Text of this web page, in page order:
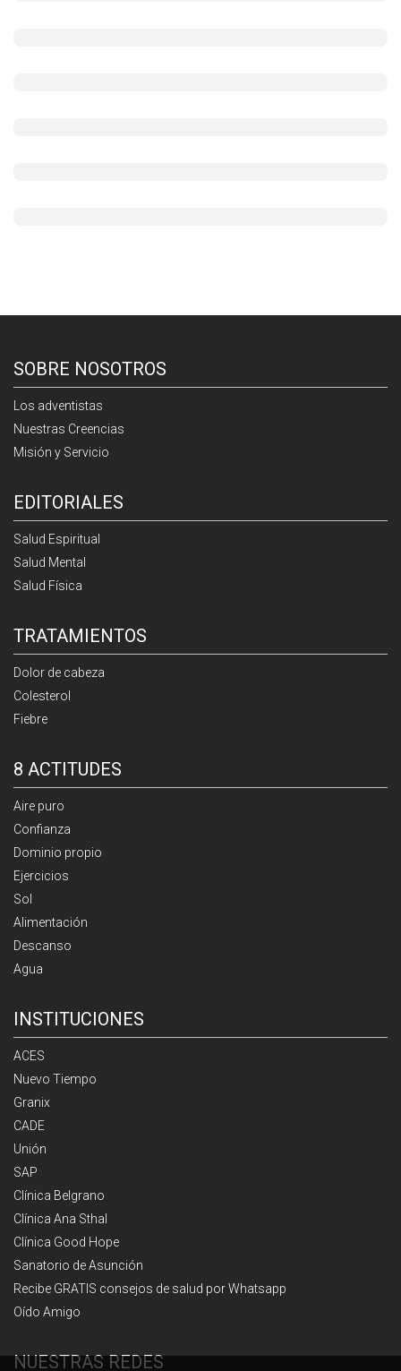
SOBRE NOSOTROS
Los adventistas
Nuestras Creencias
Misión y Servicio
EDITORIALES
Salud Espiritual
Salud Mental
Salud Física
TRATAMIENTOS
Dolor de cabeza
Colesterol
Fiebre
8 ACTITUDES
Aire puro
Confianza
Dominio propio
Ejercicios
Sol
Alimentación
Descanso
Agua
INSTITUCIONES
ACES
Nuevo Tiempo
Granix
CADE
Unión
SAP
Clínica Belgrano
Clínica Ana Sthal
Clínica Good Hope
Sanatorio de Asunción
Recibe GRATIS consejos de salud por Whatsapp
Oído Amigo
NUESTRAS REDES